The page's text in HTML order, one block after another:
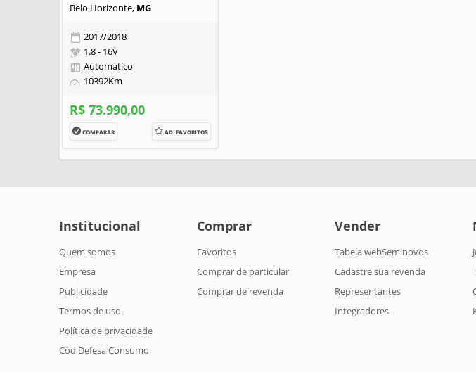
Belo Horizonte, MG
2017/2018
1.8 - 16V
Automático
10392Km
R$ 73.990,00
COMPARAR AD. FAVORITOS
Institucional
Quem somos
Empresa
Publicidade
Termos de uso
Política de privacidade
Cód Defesa Consumo
Comprar
Favoritos
Comprar de particular
Comprar de revenda
Vender
Tabela webSeminovos
Cadastre sua revenda
Representantes
Integradores